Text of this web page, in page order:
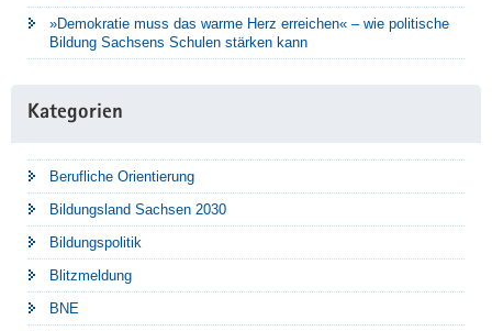
»Demokratie muss das warme Herz erreichen« – wie politische
Bildung Sachsens Schulen stärken kann
Kategorien
Berufliche Orientierung
Bildungsland Sachsen 2030
Bildungspolitik
Blitzmeldung
BNE